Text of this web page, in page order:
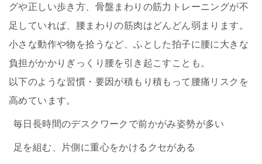
グや正しい歩き方、骨盤まわりの筋力トレーニングが不
足していれば、腰まわりの筋肉はどんどん弱まります。
小さな動作や物を拾うなど、ふとした拍子に腰に大きな
負担がかかりぎっくり腰を引き起こすことも。
以下のような習慣・要因が積もり積もって腰痛リスクを
高めています。
毎日長時間のデスクワークで前かがみ姿勢が多い
足を組む、片側に重心をかけるクセがある